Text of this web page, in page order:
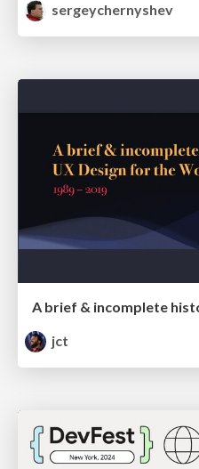
sergeychernyshev
jct